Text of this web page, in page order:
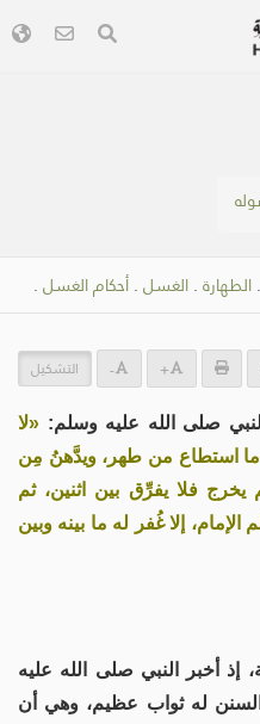
. الطهارة . الغسل . أحكام الغسل .
+
- التشكيل
صلى الله عليه وسلم: «لا
استطاع من طهر، ويدَّهنُ مِن
فلا يفرِّق بين اثنين، ثم
إلا غُفر له ما بينه وبين
إذ أخبر النبي صلى الله عليه
له ثواب عظيم، وهي أن